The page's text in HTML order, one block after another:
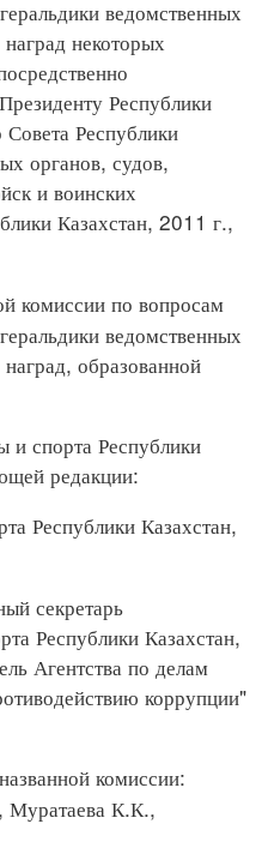
ведомственных
некоторых
Республики
Республики
органов, судов,
и воинских
Казахстан, 2011 г.,
комиссии по вопросам
ведомственных
образованной
спорта Республики
редакции:
Республики Казахстан,
секретарь
Республики Казахстан,
Агентства по делам
коррупции"
комиссии:
К.К.,